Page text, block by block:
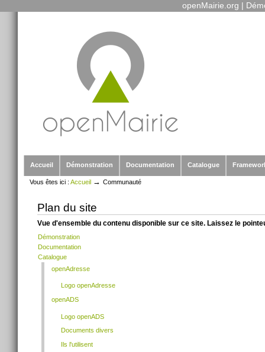
openMairie.org |
Accueil
Démonstration Documentation Catalogue
Vous êtes ici : Accueil → Communauté
Plan du site
Vue d'ensemble du contenu disponible sur ce site. Laissez le
Démonstration
Documentation
Catalogue
openAdresse
Logo openAdresse
openADS
Logo openADS
Documents divers
Ils l'utilisent